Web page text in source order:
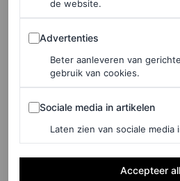
EMMA
10
aan Karl
Vogue
de website.
Advertenties
Advertenties
Beter aanleveren van
gebruik van cookies.
Sociale media in artikelen
Sociale media in artikelen
Laten zien van sociale media
Accepteer